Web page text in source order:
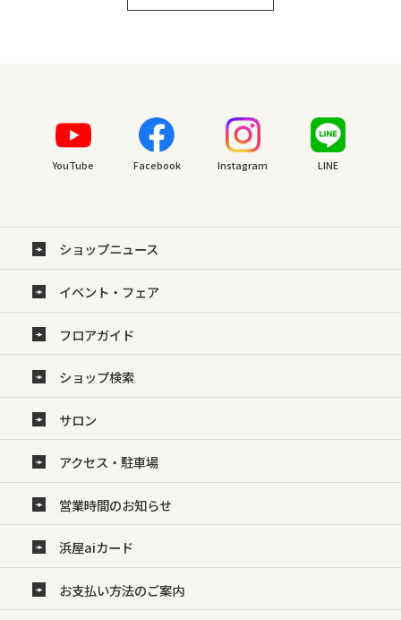
YouTube Facebook Instagram LINE
ショップニュース
イベント・フェア
フロアガイド
ショップ検索
サロン
アクセス・駐車場
営業時間のお知らせ
浜屋aiカード
お支払い方法のご案内